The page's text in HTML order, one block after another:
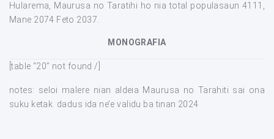
Hularema, Maurusa no Taratihi ho nia total populasaun 4111,
Mane 2074 Feto 2037.
MONOGRAFIA
[table “20” not found /]
notes: seloi malere nian aldeia Maurusa no Tarahiti sai ona
suku ketak. dadus ida ne’e validu ba tinan 2024